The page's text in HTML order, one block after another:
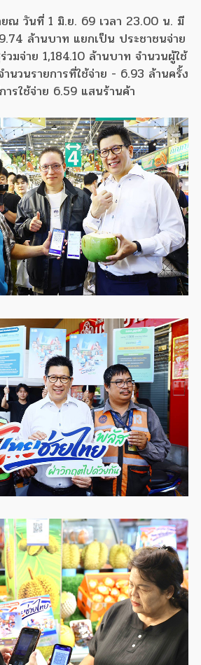
ยณ วันที่ 1 มิ.ย. 69 เวลา 23.00 น. มี
ล้านบาท แยกเป็น ประชาชนจ่าย
มจ่าย 1,184.10 ล้านบาท จำนวนผู้ใช้
นวนรายการที่ใช้จ่าย - 6.93 ล้านครั้ง
ารใช้จ่าย 6.59 แสนร้านค้า